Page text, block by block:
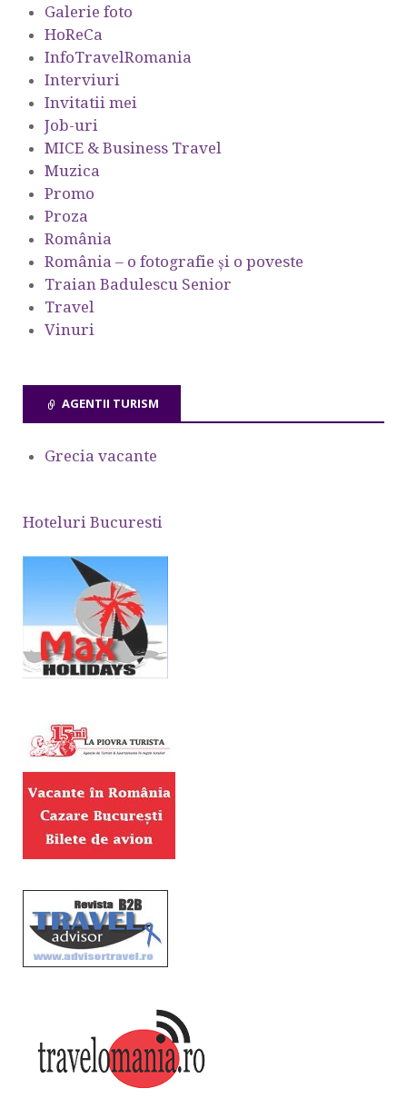
Galerie foto
HoReCa
InfoTravelRomania
Interviuri
Invitatii mei
Job-uri
MICE & Business Travel
Muzica
Promo
Proza
România
România – o fotografie şi o poveste
Traian Badulescu Senior
Travel
Vinuri
AGENTII TURISM
Grecia vacante
Hoteluri Bucuresti